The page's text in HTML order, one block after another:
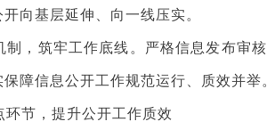
向基层延伸、向一线压实。
筑牢工作底线。严格信息发布审核
障信息公开工作规范运行、质效并举
节，提升公开工作质效